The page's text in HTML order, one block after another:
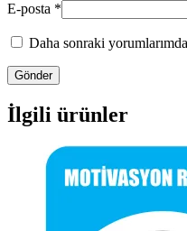
E-posta *
Daha sonraki
İlgili ürünler